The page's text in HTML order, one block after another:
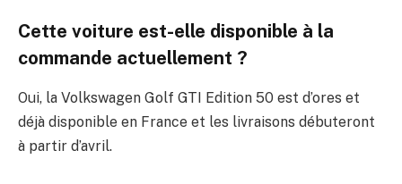
Cette voiture est-elle disponible à la
commande actuellement ?
Oui, la Volkswagen Golf GTI Edition 50 est d’ores et
déjà disponible en France et les livraisons débuteront
à partir d’avril.